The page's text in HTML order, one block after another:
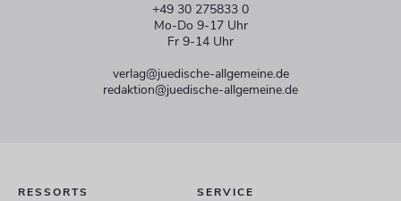
+49 30 275833 0
Mo-Do 9-17 Uhr
Fr 9-14 Uhr
verlag@juedische-allgemeine.de
redaktion@juedische-allgemeine.de
RESSORTS SERVICE